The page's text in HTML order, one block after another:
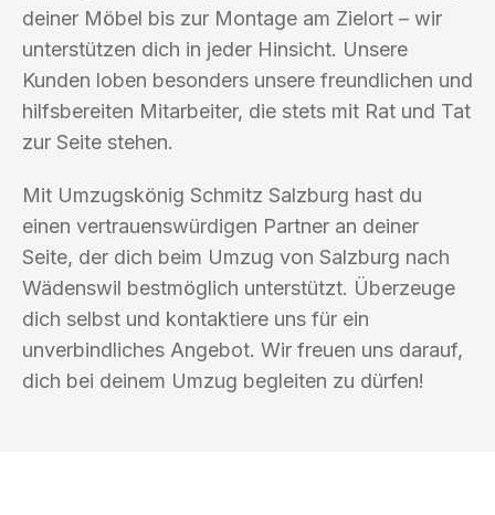
deiner Möbel bis zur Montage am Zielort – wir
unterstützen dich in jeder Hinsicht. Unsere
Kunden loben besonders unsere freundlichen und
hilfsbereiten Mitarbeiter, die stets mit Rat und Tat
zur Seite stehen.
Mit Umzugskönig Schmitz Salzburg hast du
einen vertrauenswürdigen Partner an deiner
Seite, der dich beim Umzug von Salzburg nach
Wädenswil bestmöglich unterstützt. Überzeuge
dich selbst und kontaktiere uns für ein
unverbindliches Angebot. Wir freuen uns darauf,
dich bei deinem Umzug begleiten zu dürfen!